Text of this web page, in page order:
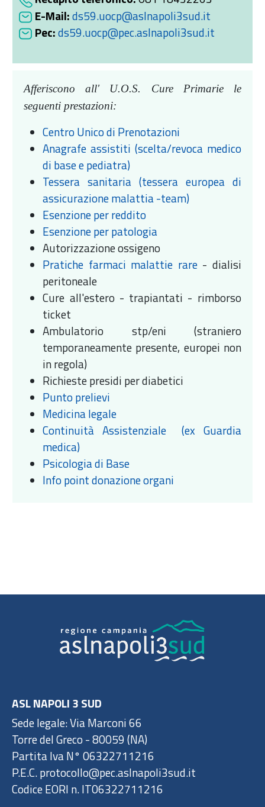
E-Mail:ds59.uocp@aslnapoli3sud.it
Pec:ds59.uocp@pec.aslnapoli3sud.it
Afferiscono all' U.O.S. Cure Primarie le
seguenti prestazioni:
Centro Unico di Prenotazioni
Anagrafe assistiti (scelta/revoca medico
di base e pediatra)
Tessera sanitaria (tessera europea di
assicurazione malattia -team)
Esenzione per reddito
Esenzione per patologia
Autorizzazione ossigeno
Pratiche farmaci malattie rare- dialisi
peritoneale
Cure all'estero - trapiantati - rimborso
ticket
Ambulatorio stp/eni (straniero
temporaneamente presente, europei non
in regola)
Richieste presidi per diabetici
Punto prelievi
Medicina legale
Continuità Assistenziale (ex Guardia
medica)
Psicologia di Base
Info point donazione organi
ASL NAPOLI 3 SUD
Sede legale: Via Marconi 66
Torre del Greco - 80059 (NA)
Partita Iva N° 06322711216
P.E.C. protocollo@pec.aslnapoli3sud.it
Codice EORI n. IT06322711216